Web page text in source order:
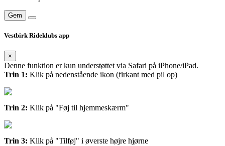
Gem
Vestbirk Rideklubs app
×
Denne funktion er kun understøttet via Safari på iPhone/iPad.
Trin 1: Klik på nedenstående ikon (firkant med pil op)
Trin 2: Klik på "Føj til hjemmeskærm"
Trin 3: Klik på "Tilføj" i øverste højre hjørne